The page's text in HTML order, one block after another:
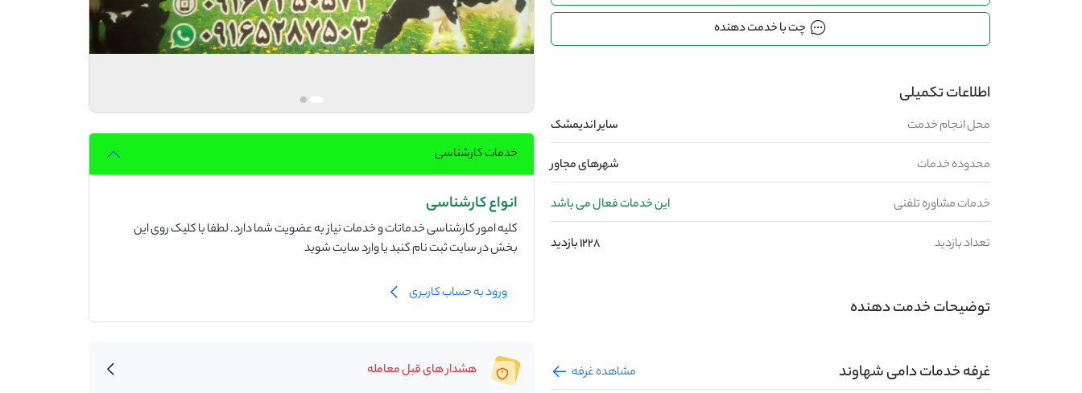
چت با خدمت دهنده
اطلاعات تکمیلی
محل انجام خدمت ساير اندیمشک
محدوده خدمات شهرهای مجاور
خدمات مشاوره تلفنی این خدمات فعال می باشد
تعداد بازدید 1228 بازدید
توضیحات خدمت دهنده
غرفه خدمات دامی شهاوند
مشاهده غرفه
خدمات کارشناسی
انواع کارشناسی
کلیه امور کارشناسی خدماتات و خدمات نیاز به عضویت شما دارد. لطفا با کلیک روی این
بخش در سایت ثبت نام کنید یا وارد سایت شوید
ورود به حساب کاربری
هشدار های قبل معامله